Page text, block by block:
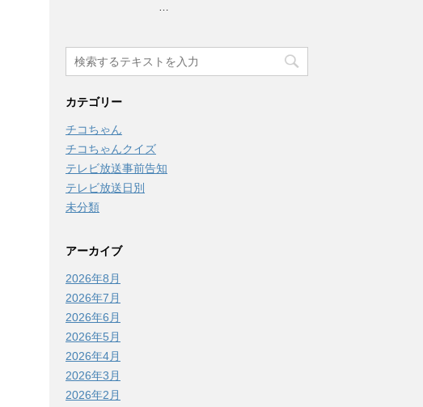
…
カテゴリー
チコちゃん
チコちゃんクイズ
テレビ放送事前告知
テレビ放送日別
未分類
アーカイブ
2026年8月
2026年7月
2026年6月
2026年5月
2026年4月
2026年3月
2026年2月